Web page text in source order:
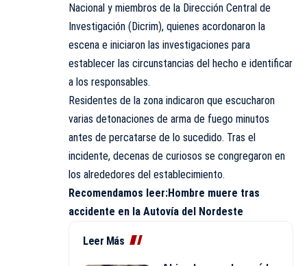
Nacional y miembros de la Dirección Central de
Investigación (Dicrim), quienes acordonaron la
escena e iniciaron las investigaciones para
establecer las circunstancias del hecho e identificar
a los responsables.
Residentes de la zona indicaron que escucharon
varias detonaciones de arma de fuego minutos
antes de percatarse de lo sucedido. Tras el
incidente, decenas de curiosos se congregaron en
los alrededores del establecimiento.
Recomendamos leer:Hombre muere tras
accidente en la Autovía del Nordeste
Leer Más